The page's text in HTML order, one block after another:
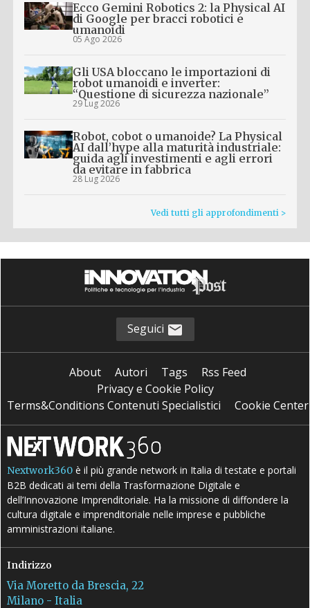
Ecco Gemini Robotics 2: la Physical AI
di Google per bracci robotici e
umanoidi
05 Ago 2026
Gli USA bloccano le importazioni di
robot umanoidi e inverter:
“Questione di sicurezza nazionale”
29 Lug 2026
Robot, cobot o umanoide? La Physical
AI dall’hype alla maturità industriale:
guida agli investimenti e agli errori
da evitare in fabbrica
28 Lug 2026
Vedi tutti gli approfondimenti >
Seguici
About Autori Tags
Rss Feed
Privacy e Cookie Policy
Terms&Conditions Contenuti Specialistici
Cookie Center
Nextwork360 è il più grande network in Italia di testate e portali
B2B dedicati ai temi della Trasformazione Digitale e
dell’Innovazione Imprenditoriale. Ha la missione di diffondere la
cultura digitale e imprenditoriale nelle imprese e pubbliche
amministrazioni italiane.
Indirizzo
Via Moretto da Brescia, 22
Milano - Italia